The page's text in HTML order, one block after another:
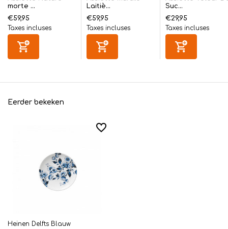
morte ...
€59,95
Taxes incluses
Laitiè...
€59,95
Taxes incluses
Suc...
€29,95
Taxes incluses
Eerder bekeken
Heinen Delfts Blauw